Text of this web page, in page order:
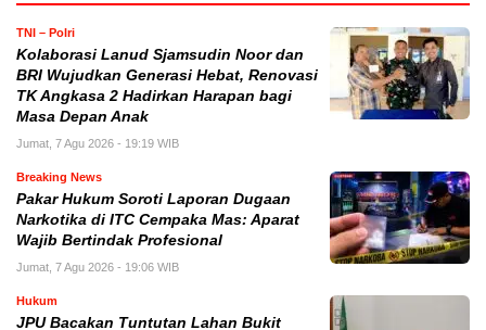
TNI – Polri
Kolaborasi Lanud Sjamsudin Noor dan
BRI Wujudkan Generasi Hebat, Renovasi
TK Angkasa 2 Hadirkan Harapan bagi
Masa Depan Anak
Jumat, 7 Agu 2026 - 19:19 WIB
Breaking News
Pakar Hukum Soroti Laporan Dugaan
Narkotika di ITC Cempaka Mas: Aparat
Wajib Bertindak Profesional
Jumat, 7 Agu 2026 - 19:06 WIB
Hukum
JPU Bacakan Tuntutan Lahan Bukit